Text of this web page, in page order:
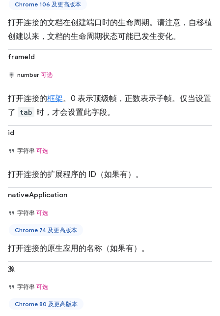
Chrome 106 及更高版本
打开连接的文档在创建端口时的生命周期。请注意，自移植
创建以来，文档的生命周期状态可能已发生变化。
frameId
number 可选
打开连接的框架。0 表示顶级帧，正数表示子帧。仅当设置
了 tab 时，才会设置此字段。
id
字符串 可选
打开连接的扩展程序的 ID（如果有）。
nativeApplication
字符串 可选
Chrome 74 及更高版本
打开连接的原生应用的名称（如果有）。
源
字符串 可选
Chrome 80 及更高版本